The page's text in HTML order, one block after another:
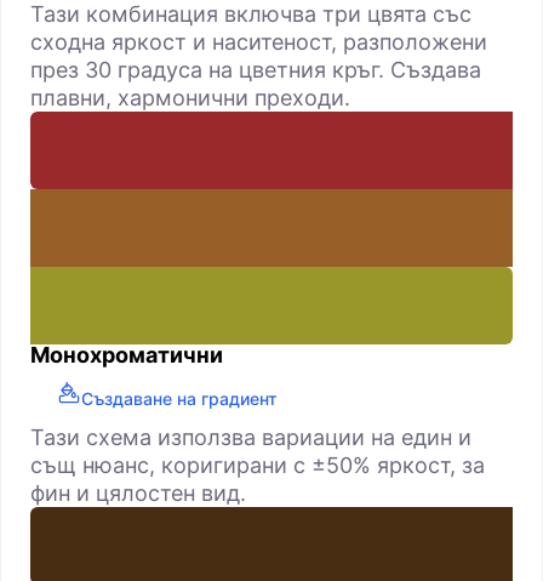
Тази комбинация включва три цвята със
сходна яркост и наситеност, разположени
през 30 градуса на цветния кръг. Създава
плавни, хармонични преходи.
Монохроматични
Създаване на градиент
Тази схема използва вариации на един и
същ нюанс, коригирани с ±50% яркост, за
фин и цялостен вид.